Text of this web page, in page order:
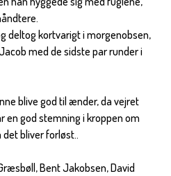
deltog kortvarigt i morgenobsen,
med de sidste par runder i
blive god til ænder, da vejret
en god stemning i kroppen om
det bliver forløst..
Bent Jakobsen, David